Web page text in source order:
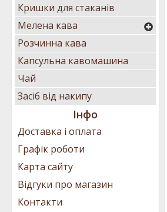
Кришки для стаканів
Мелена кава
Розчинна кава
Капсульна кавомашина
Чай
Засіб від накипу
Інфо
Доставка і оплата
Графік роботи
Карта сайту
Відгуки про магазин
Контакти